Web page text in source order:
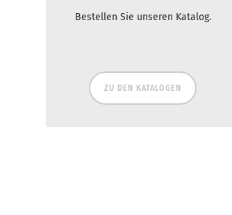
Bestellen Sie unseren Katalog.
ZU DEN KATALOGEN